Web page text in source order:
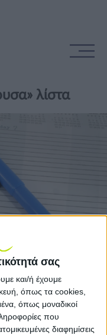
σας
και/ή έχουμε
όπως τα cookies,
όπως μοναδικοί
που
διαφημίσεις
λίστα
του "μενού της κρίσης"
Βήμα πρώτο λοιπόν… η